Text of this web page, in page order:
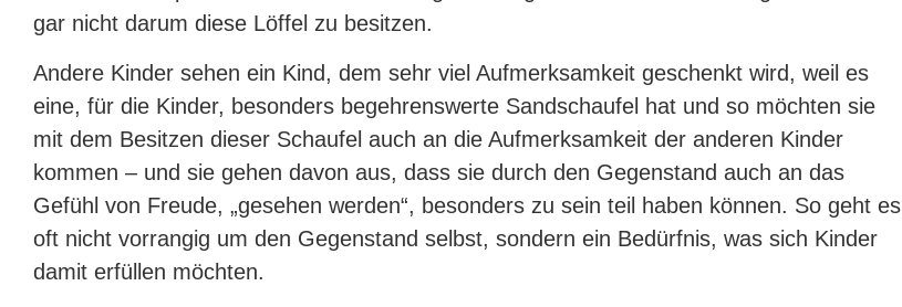
gar nicht darum diese Löffel zu besitzen.
Andere Kinder sehen ein Kind, dem sehr viel Aufmerksamkeit geschenkt wird, weil es
eine, für die Kinder, besonders begehrenswerte Sandschaufel hat und so möchten sie
mit dem Besitzen dieser Schaufel auch an die Aufmerksamkeit der anderen Kinder
kommen – und sie gehen davon aus, dass sie durch den Gegenstand auch an das
Gefühl von Freude, „gesehen werden“, besonders zu sein teil haben können. So geht es
oft nicht vorrangig um den Gegenstand selbst, sondern ein Bedürfnis, was sich Kinder
damit erfüllen möchten.